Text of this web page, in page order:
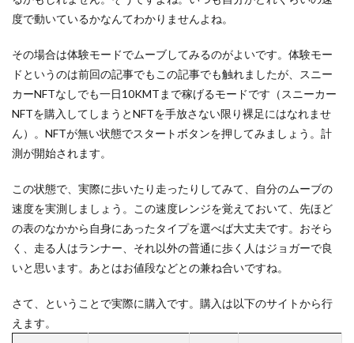
度で動いているかなんてわかりませんよね。
その場合は体験モードでムーブしてみるのがよいです。体験モー
ドというのは前回の記事でもこの記事でも触れましたが、スニー
カーNFTなしでも一日10KMTまで稼げるモードです（スニーカー
NFTを購入してしまうとNFTを手放さない限り裸足にはなれませ
ん）。NFTが無い状態でスタートボタンを押してみましょう。計
測が開始されます。
この状態で、実際に歩いたり走ったりしてみて、自分のムーブの
速度を実測しましょう。この速度レンジを覚えておいて、先ほど
の表のなかから自身にあったタイプを選べば大丈夫です。おそら
く、走る人はランナー、それ以外の普通に歩く人はジョガーで良
いと思います。あとはお値段などとの兼ね合いですね。
さて、ということで実際に購入です。購入は以下のサイトから行
えます。